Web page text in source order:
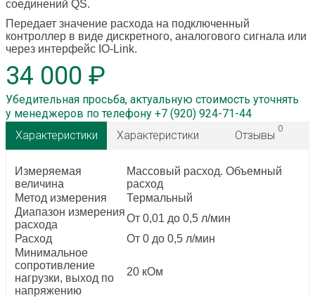
соединений QS.
Передает значение расхода на подключенный
контроллер в виде дискретного, аналогового сигнала или
через интерфейс IO-Link.
34 000 ₽
Убедительная просьба, актуальную стоимость уточнять
у менеджеров по телефону +7 (920) 924-71-44
Характеристики
Характеристики Отзывы
0
Измеряемая
величина
Массовый расход. Объемный
расход
Метод измерения
Термальный
Диапазон измерения
расхода
От 0,01 до 0,5 л/мин
Расход
От 0 до 0,5 л/мин
Минимальное
сопротивление
нагрузки, выход по
напряжению
20 кОм